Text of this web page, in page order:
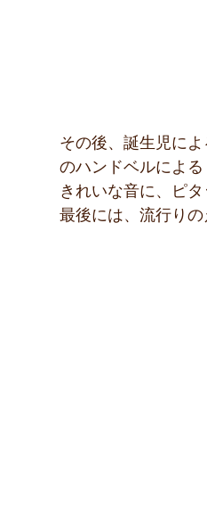
その後、誕生児に
のハンドベルによ
きれいな音に、ピ
最後には、流行り